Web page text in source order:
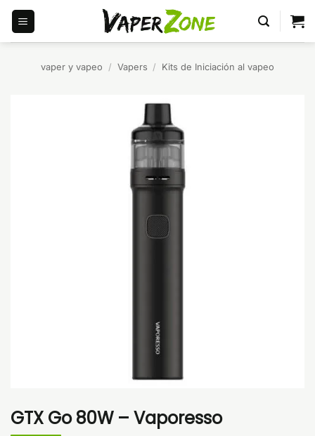
Saltar
contenido
vaper y vapeo / Vapers / Kits de Iniciación al vapeo
GTX Go 80W – Vaporesso